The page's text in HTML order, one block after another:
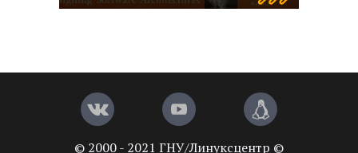
© 2000 - 2021 ГНУ/Линуксцентр ©